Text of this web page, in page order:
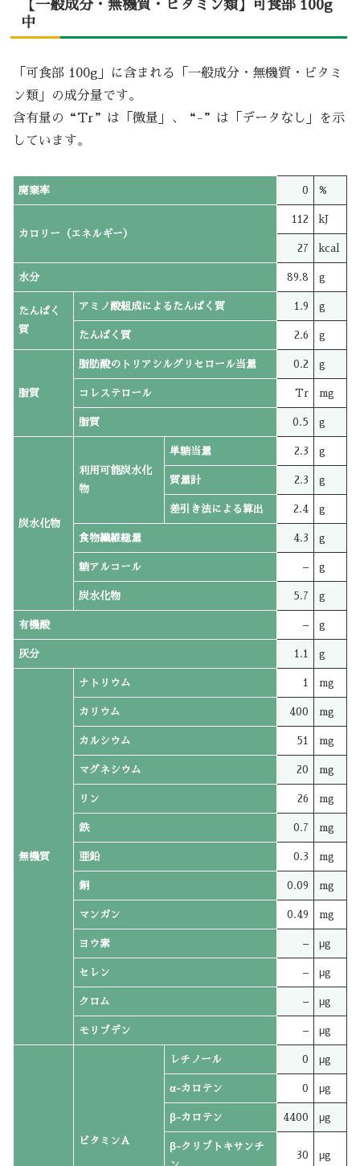
【一般成分・無機質・ビタミン類】可食部 100g
中
「可食部 100g」に含まれる「一般成分・無機質・ビタミ
ン類」の成分量です。
含有量の“Tr”は「微量」、“-”は「データなし」を示
しています。
廃棄率 0 %
カロリー（エネルギー）
112 kJ
27 kcal
水分 89.8 g
たんぱく
質
アミノ酸組成によるたんぱく質 1.9 g
たんぱく質 2.6 g
脂質
脂肪酸のトリアシルグリセロール当量 0.2 g
コレステロール Tr mg
脂質 0.5 g
炭水化物
利用可能炭水化
物
単糖当量 2.3 g
質量計 2.3 g
差引き法による算出 2.4 g
食物繊維総量 4.3 g
糖アルコール – g
炭水化物 5.7 g
有機酸 – g
灰分 1.1 g
無機質
ナトリウム 1 mg
カリウム 400 mg
カルシウム 51 mg
マグネシウム 20 mg
リン 26 mg
鉄 0.7 mg
亜鉛 0.3 mg
銅 0.09 mg
マンガン 0.49 mg
ヨウ素 – μg
セレン – μg
クロム – μg
モリブデン – μg
ビタミンA
レチノール 0 μg
α-カロテン 0 μg
β-カロテン 4400 μg
β-クリプトキサンチ
30 μg